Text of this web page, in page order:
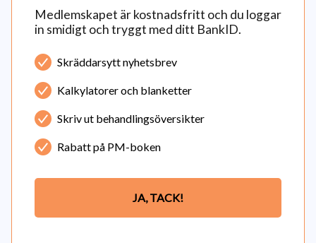
Medlemskapet är kostnadsfritt och du loggar
in smidigt och tryggt med ditt BankID.
Skräddarsytt nyhetsbrev
Kalkylatorer och blanketter
Skriv ut behandlingsöversikter
Rabatt på PM-boken
JA, TACK!